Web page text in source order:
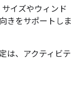
イズやウィンド
きをサポートしま
は、アクティビテ